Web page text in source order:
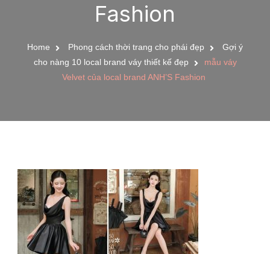
Fashion
Home Phong cách thời trang cho phái đẹp
Gợi ý
cho nàng 10 local brand váy thiết kế đẹp
mẫu váy
Velvet của local brand ANH’S Fashion